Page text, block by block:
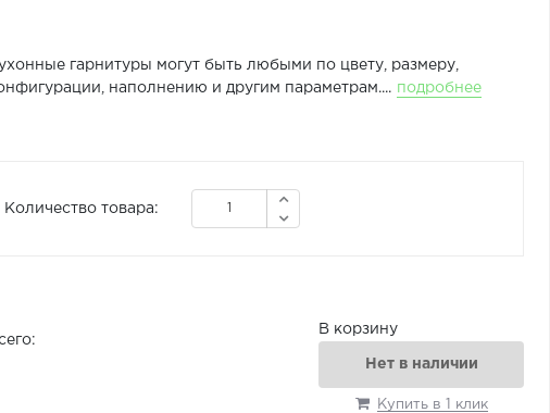
гарнитуры могут быть любыми по цвету, размеру,
наполнению и другим параметрам.... подробнее
Количество товара:
В корзину
Нет в наличии
Купить в 1 клик